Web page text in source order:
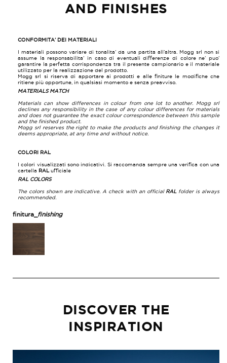
AND FINISHES
CONFORMITA’ DEI MATERIALI
I materiali possono variare di tonalita’ da una partita all’altra. Mogg srl non si
assume la responsabilita’ in caso di eventuali differenze di colore ne’ puo’
garantire la perfetta corrispondenza tra il presente campionario e il materiale
utilizzato per la realizzazione del prodotto.
Mogg srl si riserva di apportare ai prodotti e alle finiture le modifiche che
ritiene più opportune, in qualsiasi momento e senza preavviso.
MATERIALS MATCH
Materials can show differences in colour from one lot to another. Mogg srl
declines any responsibility in the case of any colour differences for materials
and does not guarantee the exact colour correspondence between this sample
and the finished product.
Mogg srl reserves the right to make the products and finishing the changes it
deems appropriate, at any time and without notice.
COLORI RAL
I colori visualizzati sono indicativi. Si raccomanda sempre una verifica con una
cartella RAL ufficiale
RAL COLORS
The colors shown are indicative. A check with an official RAL folder is always
recommended.
finitura_ finishing
DISCOVER THE
INSPIRATION